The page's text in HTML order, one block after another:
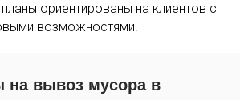
ориентированы на клиентов с
возможностями.
на вывоз мусора в